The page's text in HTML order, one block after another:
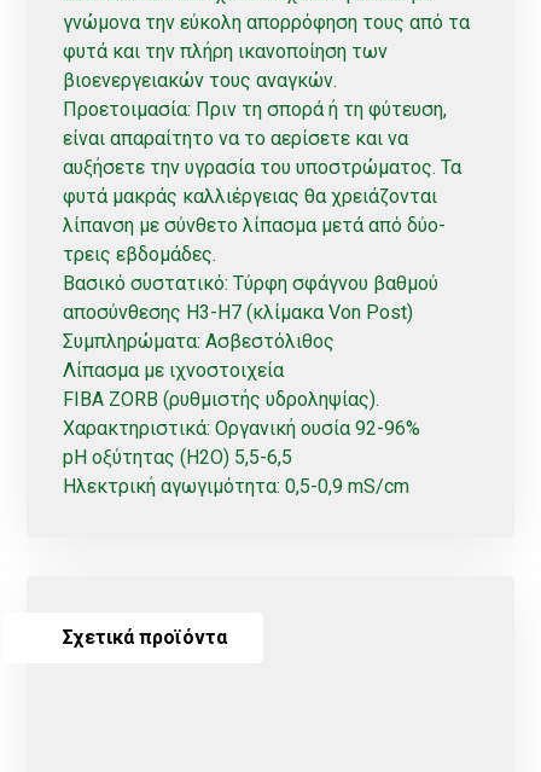
γνώμονα την εύκολη απορρόφηση τους από τα
φυτά και την πλήρη ικανοποίηση των
βιοενεργειακών τους αναγκών.
Προετοιμασία: Πριν τη σπορά ή τη φύτευση,
είναι απαραίτητο να το αερίσετε και να
αυξήσετε την υγρασία του υποστρώματος. Τα
φυτά μακράς καλλιέργειας θα χρειάζονται
λίπανση με σύνθετο λίπασμα μετά από δύο-
τρεις εβδομάδες.
Βασικό συστατικό: Τύρφη σφάγνου βαθμού
αποσύνθεσης H3-H7 (κλίμακα Von Post)
Συμπληρώματα: Ασβεστόλιθος
Λίπασμα με ιχνοστοιχεία
FIBA ZORB (ρυθμιστής υδροληψίας).
Χαρακτηριστικά: Οργανική ουσία 92-96%
pH οξύτητας (Η2Ο) 5,5-6,5
Ηλεκτρική αγωγιμότητα: 0,5-0,9 mS/cm
Σχετικά προϊόντα